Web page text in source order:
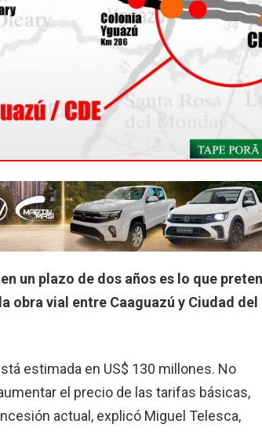
un plazo de dos años es lo que
obra vial entre Caaguazú y Ciudad del
estimada en US$ 130 millones. No
el precio de las tarifas básicas,
actual, explicó Miguel Telesca,